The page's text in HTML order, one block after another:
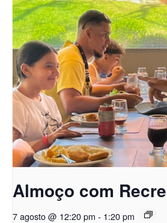
Almoço com
7 agosto @ 12:20 pm - 1:20 pm